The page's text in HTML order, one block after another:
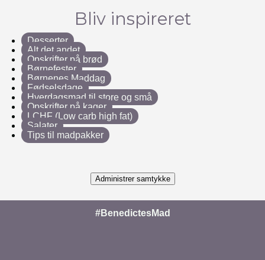
Bliv inspireret
Desserter
Alt det andet
Opskrifter på brød
Børnefester
Børnenes Maddag
Fødselsdage
Hverdagsmad til store og små
Opskrifter på kager
LCHF (Low carb high fat)
Salater
Tips til madpakker
Administrer samtykke
#BenedictesMad